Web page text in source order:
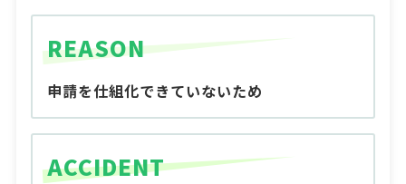
REASON
申請を仕組化できていないため
ACCIDENT